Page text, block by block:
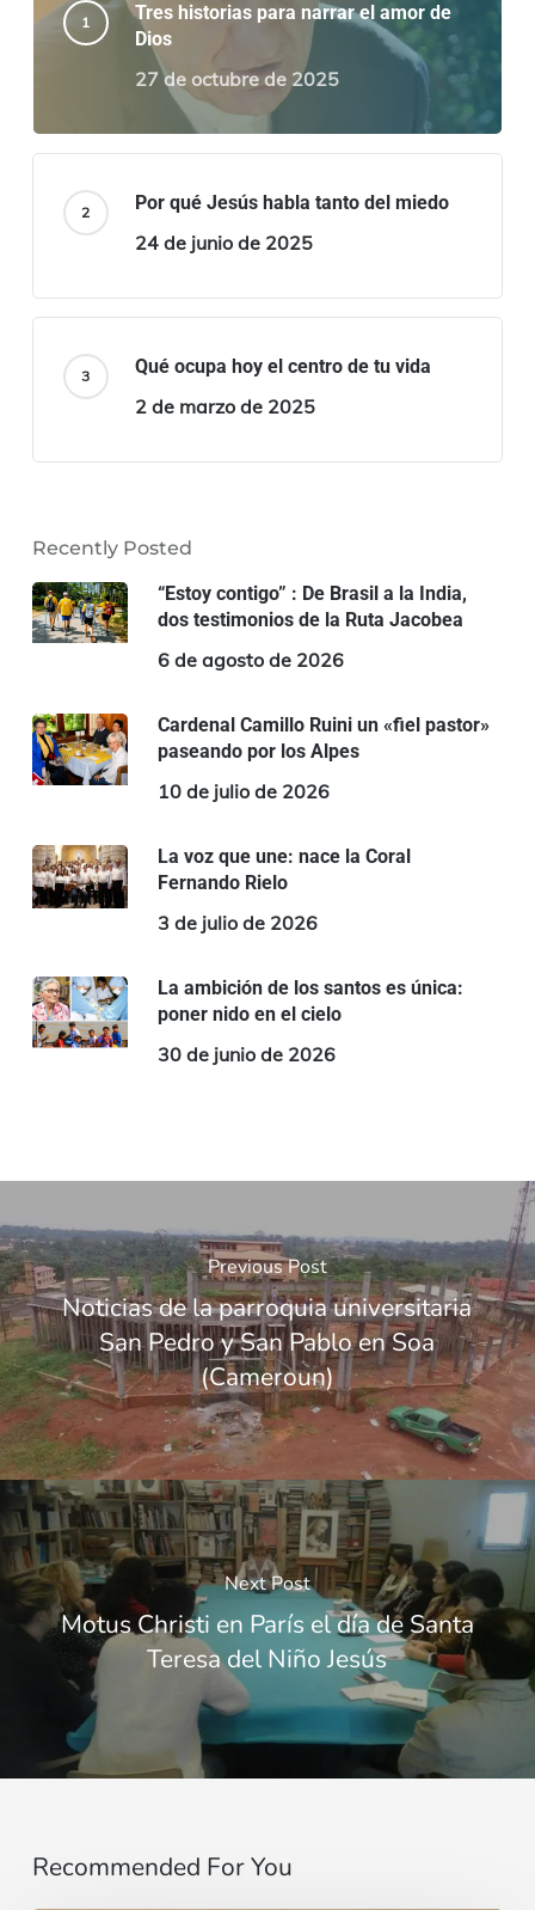
Tres historias para narrar el amor de
Dios
27 de octubre de 2025
Por qué Jesús habla tanto del miedo
24 de junio de 2025
Qué ocupa hoy el centro de tu vida
2 de marzo de 2025
Recently Posted
“Estoy contigo” : De Brasil a la India,
dos testimonios de la Ruta Jacobea
6 de agosto de 2026
Cardenal Camillo Ruini un «fiel pastor»
paseando por los Alpes
10 de julio de 2026
La voz que une: nace la Coral
Fernando Rielo
3 de julio de 2026
La ambición de los santos es única:
poner nido en el cielo
30 de junio de 2026
Previous Post
Noticias de la parroquia universitaria
San Pedro y San Pablo en Soa
(Cameroun)
Next Post
Motus Christi en París el día de Santa
Teresa del Niño Jesús
Recommended For You